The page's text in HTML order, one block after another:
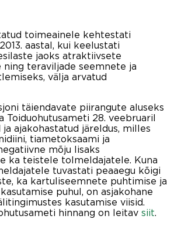
toimeainele kehtestati
aastal, kui keelustati
jaoks atraktiivsete
ning teraviljade seemnete ja
välja arvatud
täiendavate piirangute aluseks
Toiduohutusameti 28. veebruaril
ja ajakohastatud järeldus, milles
tiametoksaami ja
mõju lisaks
ka teistele tolmeldajatele. Kuna
tuvastati peaaegu kõigi
ka kartuliseemnete puhtimise ja
puhul, on asjakohane
kasutamise viisid.
hinnang on leitav siit.